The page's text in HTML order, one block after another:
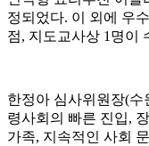
정되었다. 이 외에 우
점, 지도교사상 1명이
한정아 심사위원장(수
령사회의 빠른 진입,
가족, 지속적인 사회